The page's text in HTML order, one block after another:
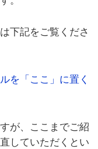
下記をご覧くださ
を「ここ」に置く
が、ここまでご紹
していただくとい